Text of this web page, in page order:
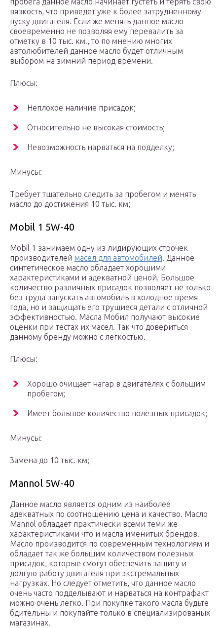
вязкость, что приведет уже к более затрудненному
пуску двигателя. Если же менять данное масло
своевременно не позволяя ему перевалить за
отметку в 10 тыс. км., то по мнению многих
автолюбителей данное масло будет отличным
выбором на зимний период времени.
Плюсы:
Неплохое наличие присадок;
Относительно не высокая стоимость;
Невозможность нарваться на подделку;
Минусы:
Требует тщательно следить за пробегом и менять
масло до достижения 10 тыс. км;
Mobil 1 5W-40
Mobil 1 занимаем одну из лидирующих строчек
производителей масел для автомобилей. Данное
синтетическое масло обладает хорошими
характеристиками и адекватной ценой. Большое
количество различных присадок позволяет не только
без труда запускать автомобиль в холодное время
года, но и защищать его трущиеся детали с отличной
эффективностью. Масла Мобил получают высокие
оценки при тестах их масел. Так что довериться
данному бренду можно с легкостью.
Плюсы:
Хорошо очищает нагар в двигателях с большим
пробегом;
Имеет большое количество полезных присадок;
Минусы:
Замена до 10 тыс. км;
Mannol 5W-40
Данное масло является одним из наиболее
адекватных по соотношению цена и качество. Масло
Mannol обладает практически всеми теми же
характеристиками что и масла именитых брендов.
Масло производится по современным технологиям и
обладает так же большим количеством полезных
присадок, которые смогут обеспечить защиту и
долгую работу двигателя при экстремальных
нагрузках. Но следует отметить, что данное масло
очень часто подделывают и нарваться на контрафакт
можно очень легко. При покупке такого масла будьте
бдительны и покупайте только в специализированых
магазинах.